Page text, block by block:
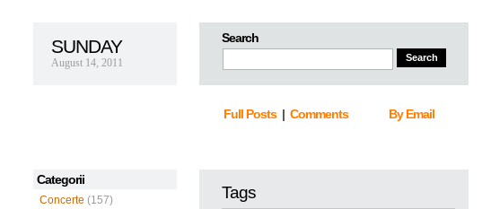
Search
SUNDAY
August 14, 2011
Full Posts| Comments By Email
Categorii
Concerte (157)
Tags